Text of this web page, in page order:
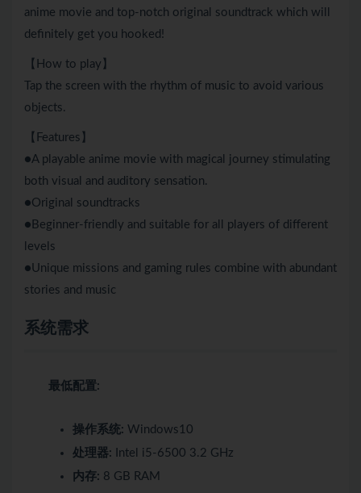
anime movie and top-notch original soundtrack which will
definitely get you hooked!
【How to play】
Tap the screen with the rhythm of music to avoid various
objects.
【Features】
●A playable anime movie with magical journey stimulating
both visual and auditory sensation.
●Original soundtracks
●Beginner-friendly and suitable for all players of different
levels
●Unique missions and gaming rules combine with abundant
stories and music
系统需求
最低配置:
操作系统: Windows10
处理器: Intel i5-6500 3.2 GHz
内存: 8 GB RAM